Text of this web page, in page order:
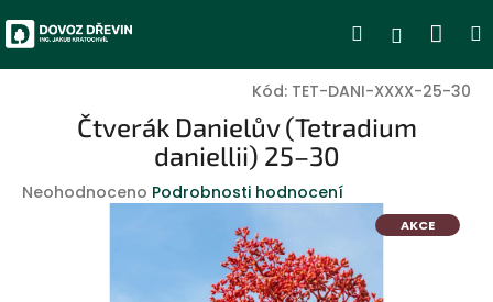
na
obsah
Hledat
Kód: TET-DANI-XXXX-25-30
Čtverák Danielův (Tetradium
daniellii) 25–30
Průměrné
Neohodnoceno Podrobnosti hodnocení
AKCE